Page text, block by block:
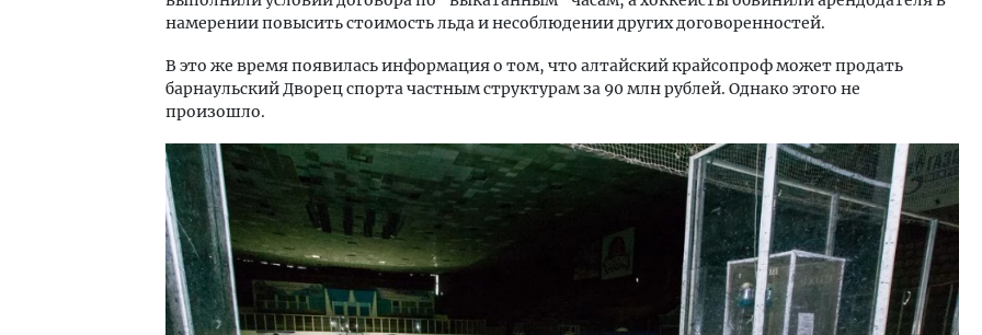
намерении повысить стоимость льда и несоблюдении других договоренностей.
В это же время появилась информация о том, что алтайский крайсопроф может продать
барнаульский Дворец спорта частным структурам за 90 млн рублей. Однако этого не
произошло.